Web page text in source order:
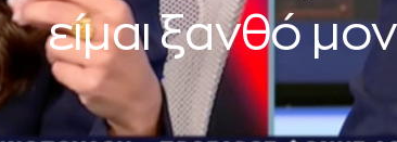
είμαι ξανθό